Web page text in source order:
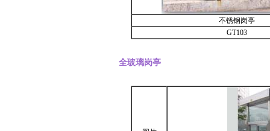
不锈钢岗亭
GT103
全玻璃岗亭